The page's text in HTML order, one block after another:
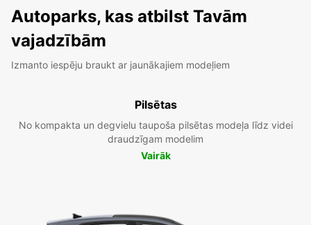
Autoparks, kas atbilst Tavām
vajadzībām
Izmanto iespēju braukt ar jaunākajiem modeļiem
Pilsētas
No kompakta un degvielu taupoša pilsētas modeļa līdz videi
draudzīgam modelim
Vairāk